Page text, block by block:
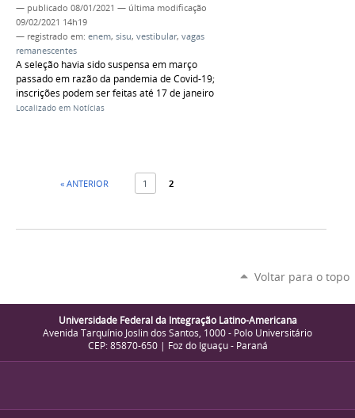
— publicado 08/01/2021 — última modificação
09/02/2021 14h19
— registrado em: enem, sisu, vestibular, vagas
remanescentes
A seleção havia sido suspensa em março
passado em razão da pandemia de Covid-19;
inscrições podem ser feitas até 17 de janeiro
Localizado em Notícias
« ANTERIOR 1 2
Voltar para o topo
Universidade Federal da Integração Latino-Americana
Avenida Tarquínio Joslin dos Santos, 1000 - Polo Universitário
CEP: 85870-650 | Foz do Iguaçu - Paraná